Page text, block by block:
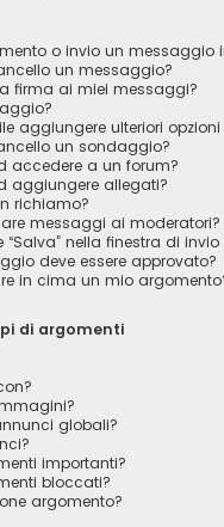
o invio un messaggio
un messaggio?
firma ai miei messaggi?
aggiungere ulteriori
un sondaggio?
accedere a un forum?
aggiungere allegati?
richiamo?
messaggi ai moderatori?
“Salva” nella finestra di
deve essere approvato?
in cima un mio
di argomenti
globali?
importanti?
bloccati?
argomento?